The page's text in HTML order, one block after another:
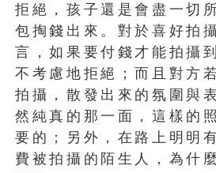
拒絕，孩子還是會盡一切
包掏錢出來。對於喜好拍
言，如果要付錢才能拍攝
不考慮地拒絕；而且對方
拍攝，散發出來的氛圍與
然純真的那一面，這樣的
要的；另外，在路上明明
費被拍攝的陌生人，為什